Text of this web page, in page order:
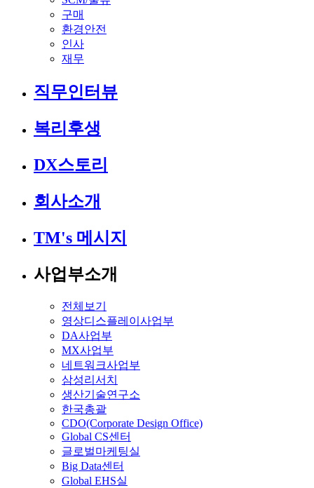
구매
환경안전
인사
재무
직무인터뷰
복리후생
DX스토리
회사소개
TM's 메시지
사업부소개
전체보기
영상디스플레이사업부
DA사업부
MX사업부
네트워크사업부
삼성리서치
생산기술연구소
한국총괄
CDO(Corporate Design Office)
Global CS센터
글로벌마케팅실
Big Data센터
Global EHS실